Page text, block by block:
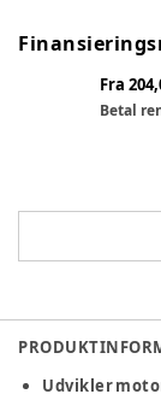
Fra
Betal
Udvikler